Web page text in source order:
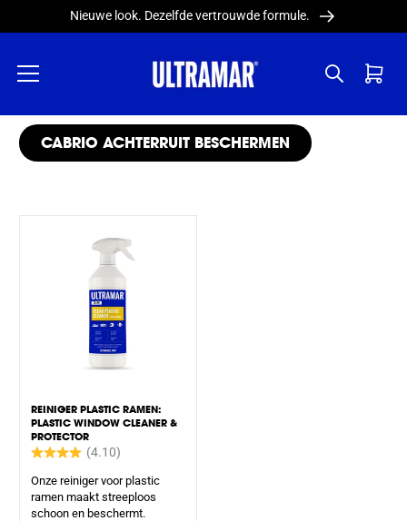
naar deNieuwe look. Dezelfde vertrouwde formule.
COLLECTIE:
CABRIO ACHTERRUIT BESCHERMEN
REINIGER PLASTIC RAMEN:
PLASTIC WINDOW CLEANER &
PROTECTOR
Onze reiniger voor plastic
ramen maakt streeploos
schoon en beschermt.